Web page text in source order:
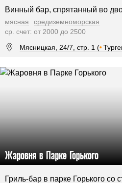
Винный бар, спрятанный во
мясная
средиземноморская
ср. счет: от 2000 до 2500
Мясницкая, 24/7, стр. 1 (•
Жаровня в Парке Горького
Гриль-бар в парке Горького со